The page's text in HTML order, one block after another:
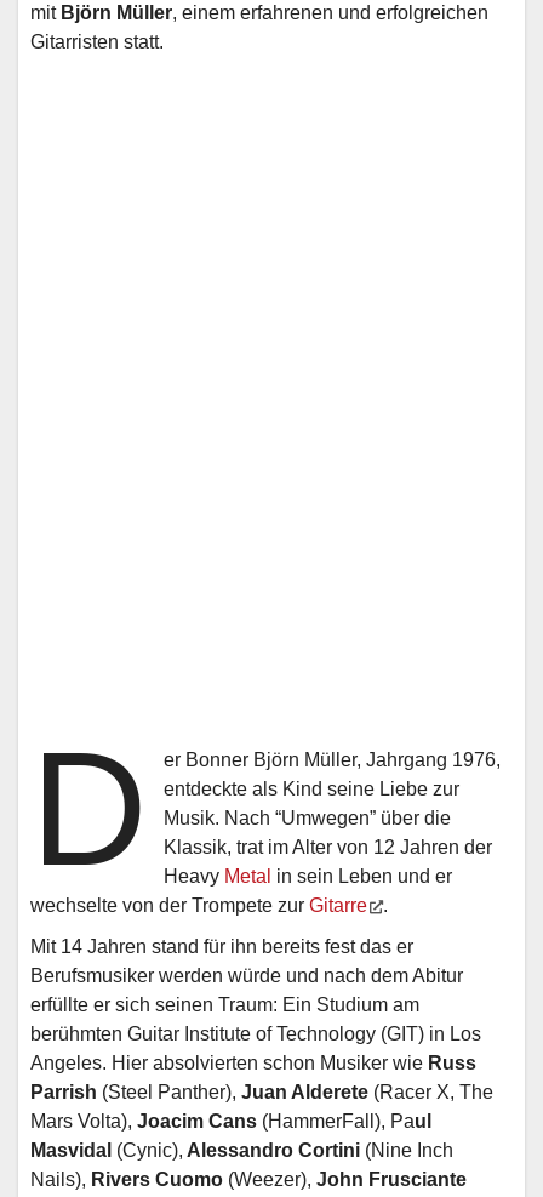
mit Björn Müller, einem erfahrenen und erfolgreichen
Gitarristen statt.
D
er Bonner Björn Müller, Jahrgang 1976,
entdeckte als Kind seine Liebe zur
Musik. Nach “Umwegen” über die
Klassik, trat im Alter von 12 Jahren der
Heavy Metal in sein Leben und er
wechselte von der Trompete zur Gitarre
.
Mit 14 Jahren stand für ihn bereits fest das er
Berufsmusiker werden würde und nach dem Abitur
erfüllte er sich seinen Traum: Ein Studium am
berühmten Guitar Institute of Technology (GIT) in Los
Angeles. Hier absolvierten schon Musiker wie Russ
Parrish (Steel Panther), Juan Alderete (Racer X, The
Mars Volta), Joacim Cans (HammerFall), Paul
Masvidal (Cynic), Alessandro Cortini (Nine Inch
Nails), Rivers Cuomo (Weezer), John Frusciante